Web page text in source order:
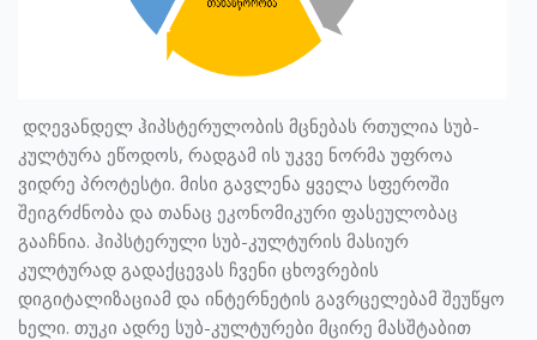
დღევანდელ ჰიპსტერულობის მცნებას რთულია სუბ-
კულტურა ეწოდოს, რადგამ ის უკვე ნორმა უფროა
ვიდრე პროტესტი. მისი გავლენა ყველა სფეროში
შეიგრძნობა და თანაც ეკონომიკური ფასეულობაც
გააჩნია. ჰიპსტერული სუბ-კულტურის მასიურ
კულტურად გადაქცევას ჩვენი ცხოვრების
დიგიტალიზაციამ და ინტერნეტის გავრცელებამ შეუწყო
ხელი. თუკი ადრე სუბ-კულტურები მცირე მასშტაბით